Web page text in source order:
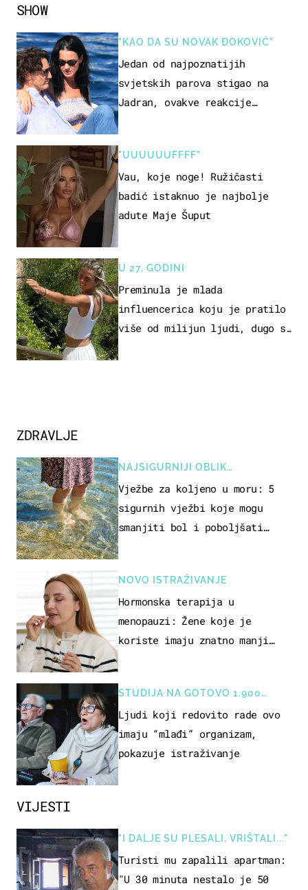
VIJESTI
"I DALJE SU PLESALI, VRIŠTALI..."
Turisti mu zapalili apartman:
"U 30 minuta nestalo je 50
SHOW
"KAO DA SU NOVAK ĐOKOVIĆ"
Jedan od najpoznatijih
svjetskih parova stigao na
Jadran, ovakve reakcije
"UUUUUUFFFF"
Vau, koje noge! Ružičasti
badić istaknuo je najbolje
adute Maje Šuput
U 27. GODINI
Preminula je mlada
influencerica koju je pratilo
više od milijun ljudi, dugo se
ZDRAVLJE
NAJSIGURNIJI OBLIK
REKREACIJE
Vježbe za koljeno u moru: 5
sigurnih vježbi koje mogu
smanjiti bol i poboljšati
NOVO ISTRAŽIVANJE
Hormonska terapija u
menopauzi: Žene koje je
koriste imaju znatno manji
STUDIJA NA GOTOVO 1.900
OSOBA
Ljudi koji redovito rade ovo
imaju “mlađi” organizam,
pokazuje istraživanje